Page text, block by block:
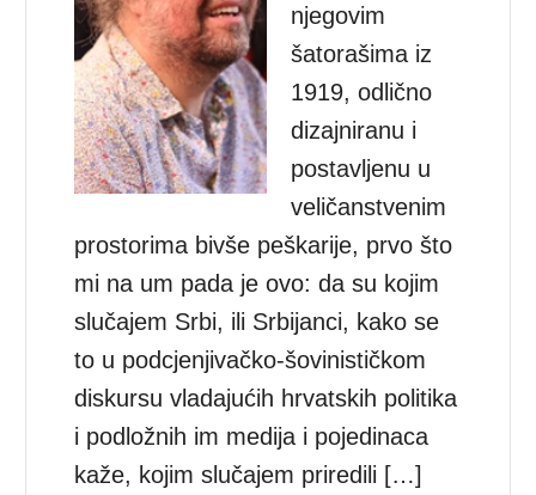
njegovim
šatorašima iz
1919, odlično
dizajniranu i
postavljenu u
veličanstvenim
prostorima bivše peškarije, prvo što
mi na um pada je ovo: da su kojim
slučajem Srbi, ili Srbijanci, kako se
to u podcjenjivačko-šovinističkom
diskursu vladajućih hrvatskih politika
i podložnih im medija i pojedinaca
kaže, kojim slučajem priredili […]